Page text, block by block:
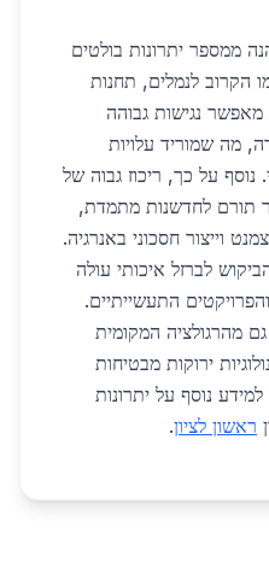
ממספר יתרונות בולטים
הקרוב לנמלים, תחנות
נגישות גבוהה
מה שמוריד עלויות
נוסף על כך, ריכוז גבוה של
תורם לחדשנות מתמדת,
וייצור חסכוני באנרגיה.
לברזל איכותי עולה
התעשייתיים.
מהרגולציה המקומית
ירוקות מבטיחות
נוסף על יתרונות
ראשון לציון.